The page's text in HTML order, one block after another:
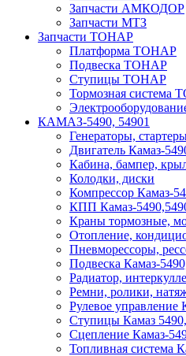
Запчасти АМКОДОР
Запчасти МТЗ
Запчасти ТОНАР
Платформа ТОНАР
Подвеска ТОНАР
Ступицы ТОНАР
Тормозная система
КАМАЗ-5490, 54901
Генераторы,
Двигатель Камаз-
Кабина, бампер,
Колодки, диски
Компрессор Камаз-
КПП Камаз-
Краны тормозные,
Отопление,
Пневморессоры,
Подвеска Камаз-
Радиатор,
Ремни, ролики,
Рулевое управление
Ступицы Камаз
Сцепление Камаз-
Топливная система